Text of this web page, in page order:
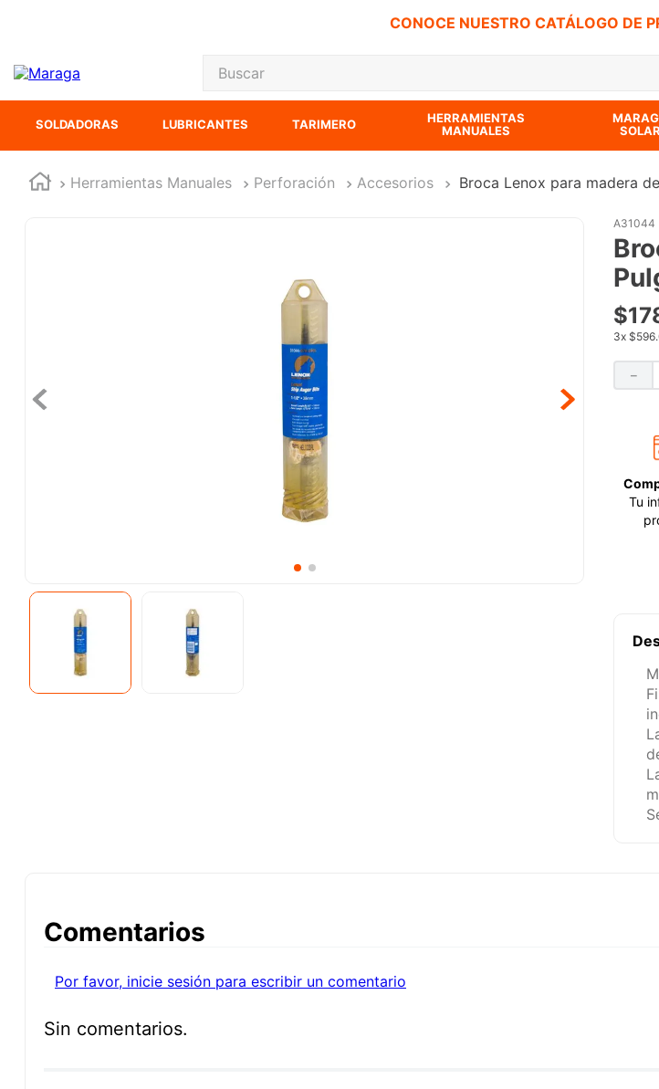
CONOCE NUESTRO CATÁLOGO DE
Buscar
SOLDADORAS LUBRICANTES TARIMERO
HERRAMIENTAS
MANUALES
SOLAR
Herramientas Manuales Perforación Accesorios Broca Lenox para madera
A31044
$
3x
－
Tu
Comentarios
Por favor, inicie sesión para escribir un comentario
Sin comentarios.
TÉRMINOS MÁS BUSCADOS
6 .
7
8.
9.
10.